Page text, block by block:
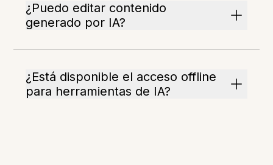
¿Puedo editar contenido
generado por IA?
¿Está disponible el acceso offline
para herramientas de IA?